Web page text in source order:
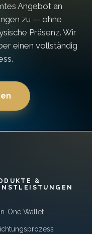
Angebot an
zu — ohne
Präsenz. Wir
einen vollständig
&
One Wallet